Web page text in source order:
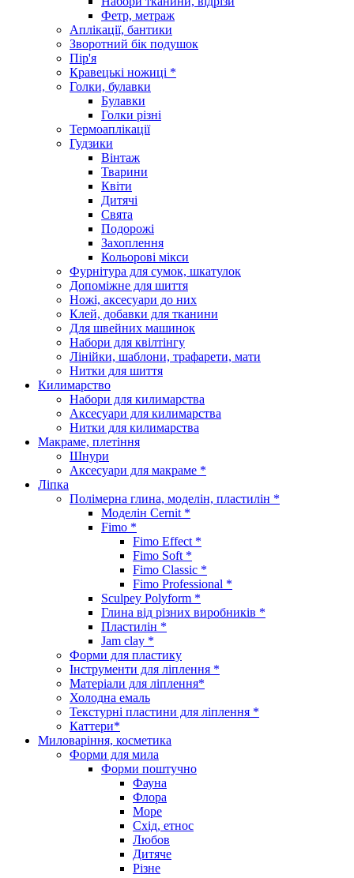
Фетр, метраж
Аплікації, бантики
Зворотний бік подушок
Пір'я
Кравецькі ножиці *
Голки, булавки
Булавки
Голки різні
Термоаплікації
Гудзики
Вінтаж
Тварини
Квіти
Дитячі
Свята
Подорожі
Захоплення
Кольорові мікси
Фурнітура для сумок, шкатулок
Допоміжне для шиття
Ножі, аксесуари до них
Клей, добавки для тканини
Для швейних машинок
Набори для квілтінгу
Лінійки, шаблони, трафарети, мати
Нитки для шиття
Килимарство
Набори для килимарства
Аксесуари для килимарства
Нитки для килимарства
Макраме, плетіння
Шнури
Аксесуари для макраме *
Ліпка
Полімерна глина, моделін, пластилін *
Моделін Cernit *
Fimo *
Fimo Effect *
Fimo Soft *
Fimo Classic *
Fimo Professional *
Sculpey Polyform *
Глина від різних виробників *
Пластилін *
Jam clay *
Форми для пластику
Інструменти для ліплення *
Матеріали для ліплення*
Холодна емаль
Текстурні пластини для ліплення *
Каттери*
Миловаріння, косметика
Форми для мила
Форми поштучно
Фауна
Флора
Море
Схід, етнос
Любов
Дитяче
Різне